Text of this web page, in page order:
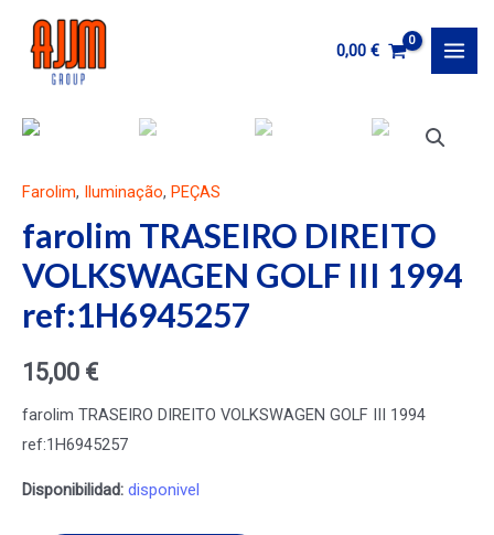
contenido
0,00 €
Farolim, Iluminação, PEÇAS
farolim TRASEIRO DIREITO
VOLKSWAGEN GOLF III 1994
ref:1H6945257
15,00 €
farolim TRASEIRO DIREITO VOLKSWAGEN GOLF III 1994
ref:1H6945257
Disponibilidad: disponivel